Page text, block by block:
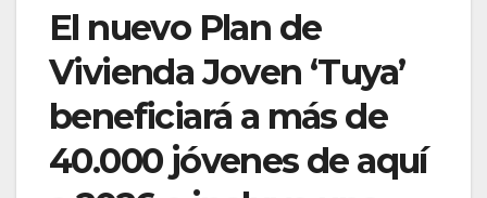
El nuevo Plan de
Vivienda Joven ‘Tuya’
beneficiará a más de
40.000 jóvenes de aquí